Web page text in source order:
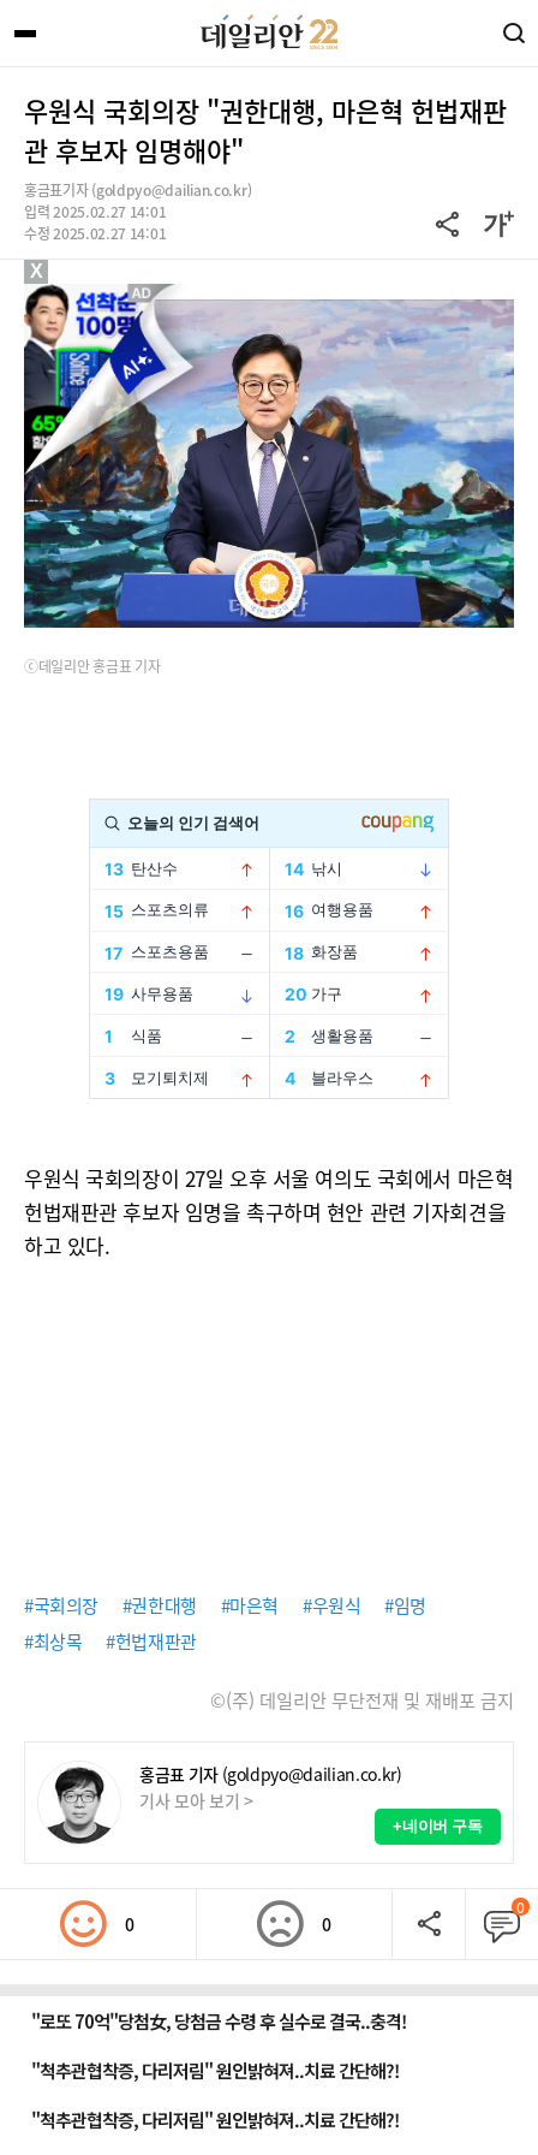
우원식 국회의장 "권한대행, 마은혁 헌법재판
관 후보자 임명해야"
홍금표기자 (goldpyo@dailian.co.kr)
입력 2025.02.27 14:01
수정 2025.02.27 14:01
ⓒ데일리안 홍금표 기자
우원식 국회의장이 27일 오후 서울 여의도 국회에서 마은혁
헌법재판관 후보자 임명을 촉구하며 현안 관련 기자회견을
하고 있다.
#국회의장 #권한대행 #마은혁 #우원식
#임명
#최상목
#헌법재판관
©(주) 데일리안 무단전재 및 재배포 금지
홍금표 기자 (goldpyo@dailian.co.kr)
기사 모아 보기 >
+네이버 구독
0 0
0
X